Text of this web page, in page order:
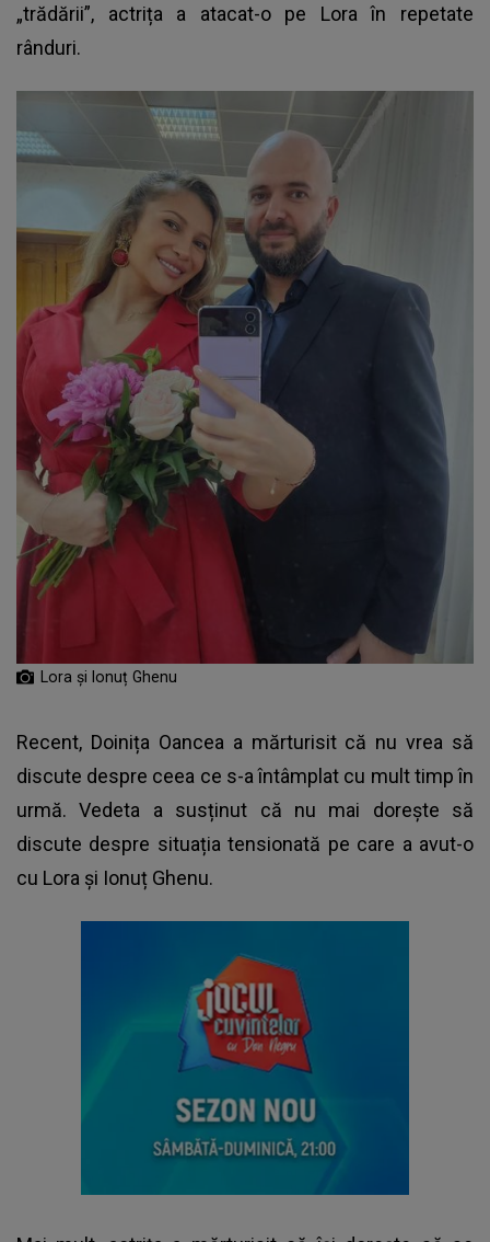
„trădării”, actrița a atacat-o pe Lora în repetate
rânduri.
Lora și Ionuț Ghenu
Recent, Doinița Oancea a mărturisit că nu vrea să
discute despre ceea ce s-a întâmplat cu mult timp în
urmă. Vedeta a susținut că nu mai dorește să
discute despre situația tensionată pe care a avut-o
cu Lora și Ionuț Ghenu.